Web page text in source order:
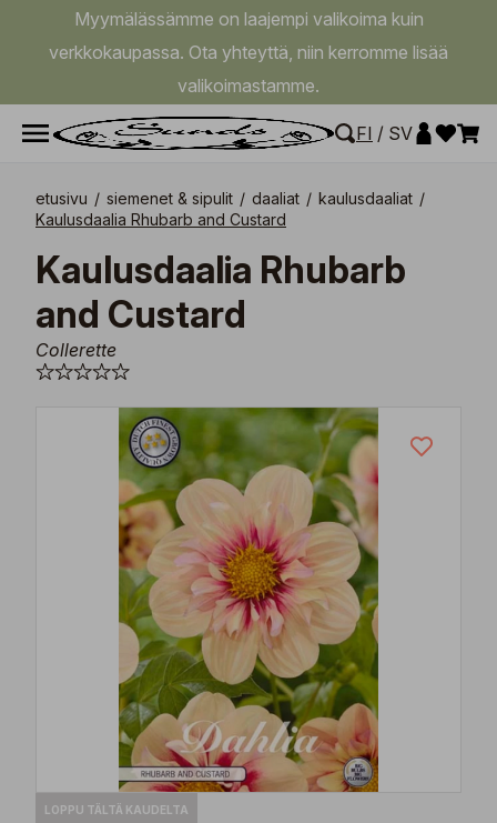
Myymälässämme on laajempi valikoima kuin
verkkokaupassa. Ota yhteyttä, niin kerromme lisää
valikoimastamme.
FI / SV
etusivu / siemenet & sipulit / daaliat / kaulusdaaliat /
Kaulusdaalia Rhubarb and Custard
Kaulusdaalia Rhubarb
and Custard
Collerette
LOPPU TÄLTÄ KAUDELTA